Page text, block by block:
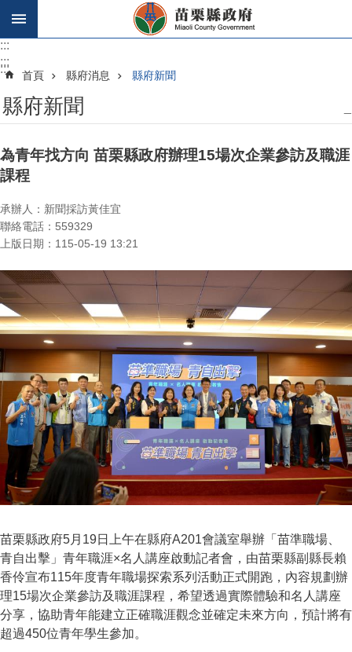
跳到主要內容區塊
:::
:::
::: 首頁 縣府消息 縣府新聞
縣府新聞
為青年找方向 苗栗縣政府辦理15場次企業參訪及職涯
課程
承辦人：新聞採訪黃佳宜
聯絡電話：559329
上版日期：115-05-19 13:21
苗栗縣政府5月19日上午在縣府A201會議室舉辦「苗準職場、
青自出擊」青年職涯×名人講座啟動記者會，由苗栗縣副縣長賴
香伶宣布115年度青年職場探索系列活動正式開跑，內容規劃辦
理15場次企業參訪及職涯課程，希望透過實際體驗和名人講座
分享，協助青年能建立正確職涯觀念並確定未來方向，預計將有
超過450位青年學生參加。